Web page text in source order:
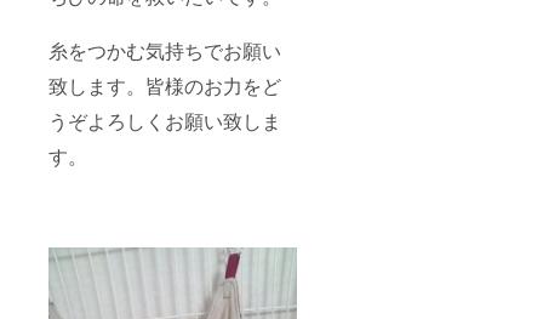
糸をつかむ気持ちでお願い
致します。皆様のお力をど
うぞよろしくお願い致しま
す。